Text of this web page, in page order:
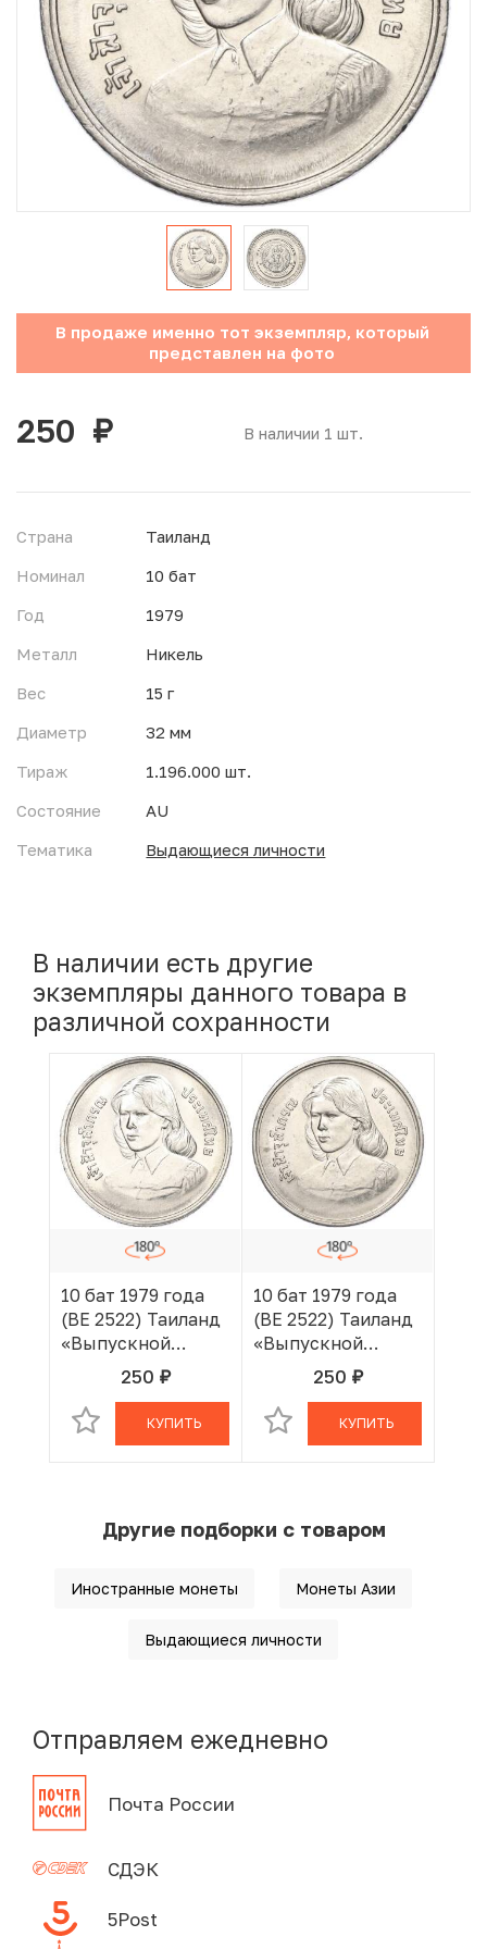
Юбилейные монеты Банка России (с 1999 года)
Памятные и инвестиционные монеты СССР и России
Иностранные монеты
Неофициальные выпуски монет (Unusual)
Античные и средневековые монеты
Инвестиционные монеты
В продаже именно тот экземпляр, который
представлен на фото
В наличии 1 шт.
250 руб.
Страна
Таиланд
Номинал
10 бат
Год
1979
Металл
Никель
Вес
15 г
Диаметр
32 мм
Тираж
1.196.000 шт.
Состояние
AU
Тематика
Выдающиеся личности
В наличии есть другие
экземпляры данного товара в
различной сохранности
10 бат 1979 года
(BE 2522) Таиланд
«Выпускной
Принцессы
250 руб.
В КОРЗИНЕ
КУПИТЬ
10 бат 1979 года
(BE 2522) Таиланд
«Выпускной
Принцессы
250 руб.
В КОРЗИНЕ
КУПИТЬ
Другие подборки с товаром
Иностранные монеты Монеты Азии
Выдающиеся личности
Отправляем ежедневно
Почта России
СДЭК
5Post